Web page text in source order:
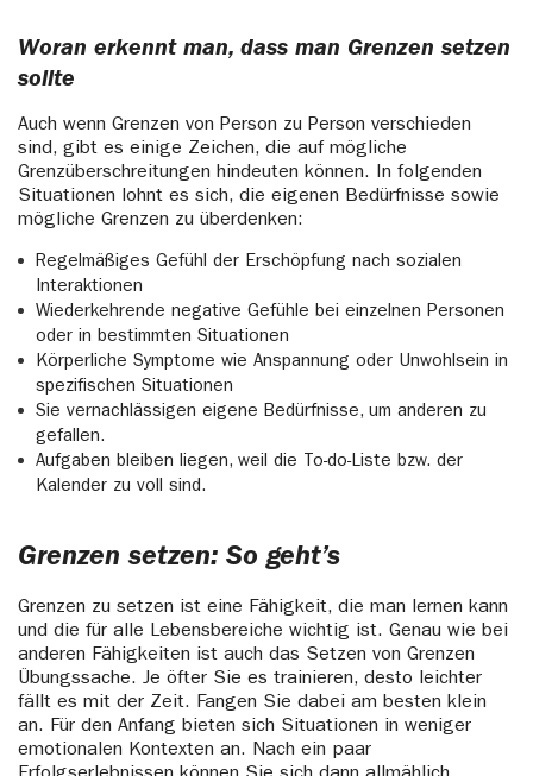
Woran erkennt man, dass man Grenzen setzen
sollte
Auch wenn Grenzen von Person zu Person verschieden
sind, gibt es einige Zeichen, die auf mögliche
Grenzüberschreitungen hindeuten können. In folgenden
Situationen lohnt es sich, die eigenen Bedürfnisse sowie
mögliche Grenzen zu überdenken:
Regelmäßiges Gefühl der Erschöpfung nach sozialen
Interaktionen
Wiederkehrende negative Gefühle bei einzelnen Personen
oder in bestimmten Situationen
Körperliche Symptome wie Anspannung oder Unwohlsein in
spezifischen Situationen
Sie vernachlässigen eigene Bedürfnisse, um anderen zu
gefallen.
Aufgaben bleiben liegen, weil die To-do-Liste bzw. der
Kalender zu voll sind.
Grenzen setzen: So geht’s
Grenzen zu setzen ist eine Fähigkeit, die man lernen kann
und die für alle Lebensbereiche wichtig ist. Genau wie bei
anderen Fähigkeiten ist auch das Setzen von Grenzen
Übungssache. Je öfter Sie es trainieren, desto leichter
fällt es mit der Zeit. Fangen Sie dabei am besten klein
an. Für den Anfang bieten sich Situationen in weniger
emotionalen Kontexten an. Nach ein paar